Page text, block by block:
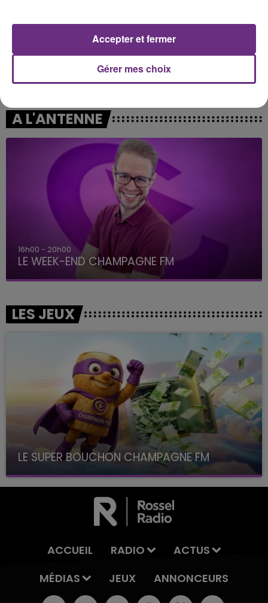
MYLES SMITH & NIALL HORAN
A L'ANTENNE
16h00 - 20h00
LE WEEK-END CHAMPAGNE FM
LES JEUX
LE SUPER BOUCHON CHAMPAGNE FM
avec La Famille Champagne FM, à 8H10
ACCUEIL RADIO
ACTUS
MÉDIAS
JEUX ANNONCEURS
Gérer mes choix
Accepter et fermer